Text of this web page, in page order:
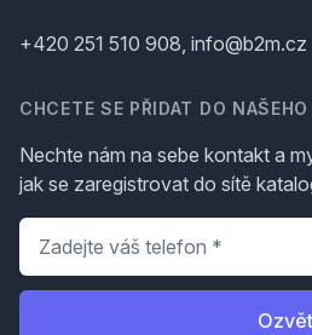
+420 251 510 908, info@b2m.cz
CHCETE SE PŘIDAT DO
Nechte nám na sebe kontakt a
jak se zaregistrovat do sítě
Telefon